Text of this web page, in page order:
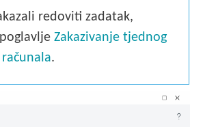
redoviti zadatak,
Zakazivanje tjednog
.